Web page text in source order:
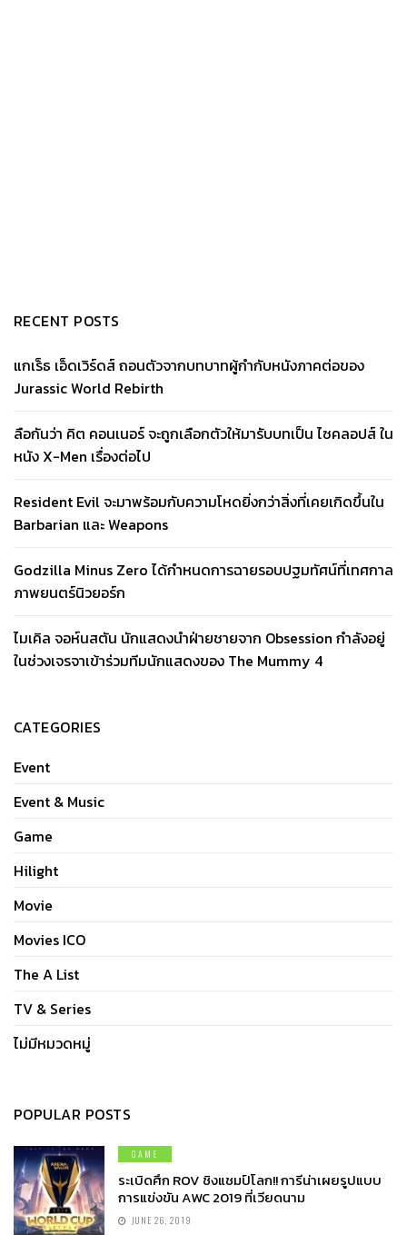
RECENT POSTS
แกเร็ธ เอ็ดเวิร์ดส์ ถอนตัวจากบทบาทผู้กำกับหนังภาคต่อของ
Jurassic World Rebirth
ลือกันว่า คิต คอนเนอร์ จะถูกเลือกตัวให้มารับบทเป็น ไซคลอปส์ ใน
หนัง X-Men เรื่องต่อไป
Resident Evil จะมาพร้อมกับความโหดยิ่งกว่าสิ่งที่เคยเกิดขึ้นใน
Barbarian และ Weapons
Godzilla Minus Zero ได้กำหนดการฉายรอบปฐมทัศน์ที่เทศกาล
ภาพยนตร์นิวยอร์ก
ไมเคิล จอห์นสตัน นักแสดงนำฝ่ายชายจาก Obsession กำลังอยู่
ในช่วงเจรจาเข้าร่วมทีมนักแสดงของ The Mummy 4
CATEGORIES
Event
Event & Music
Game
Hilight
Movie
Movies ICO
The A List
TV & Series
ไม่มีหมวดหมู่
POPULAR POSTS
GAME
ระเบิดศึก ROV ชิงแชมป์โลก!! การีน่าเผยรูปแบบ
การแข่งขัน AWC 2019 ที่เวียดนาม
JUNE 26, 2019